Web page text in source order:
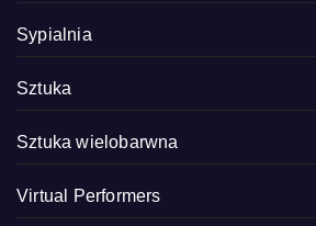
Sypialnia
Sztuka
Sztuka wielobarwna
Virtual Performers